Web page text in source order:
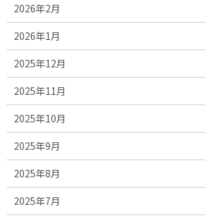
2026年2月
2026年1月
2025年12月
2025年11月
2025年10月
2025年9月
2025年8月
2025年7月